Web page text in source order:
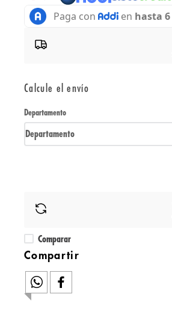
Calcule el envío
Departamento
Departamento
Comparar